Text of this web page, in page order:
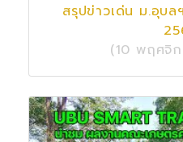
สรุปข่าวเด่น ม.อุบล
(10 พฤศจิ